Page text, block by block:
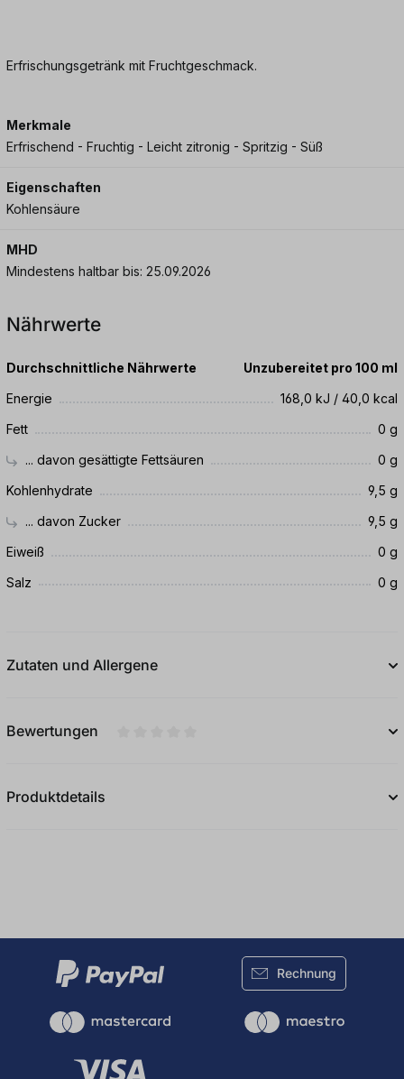
Erfrischungsgetränk mit Fruchtgeschmack.
Merkmale
Erfrischend - Fruchtig - Leicht zitronig - Spritzig - Süß
Eigenschaften
Kohlensäure
MHD
Mindestens haltbar bis: 25.09.2026
Nährwerte
Durchschnittliche Nährwerte
Unzubereitet pro 100 ml
Energie
168,0 kJ / 40,0 kcal
Fett
0 g
... davon gesättigte Fettsäuren
0 g
Kohlenhydrate
9,5 g
... davon Zucker
9,5 g
Eiweiß
0 g
Salz
0 g
Zutaten und Allergene
Bewertungen
Produktdetails
Rechnung